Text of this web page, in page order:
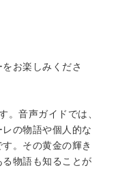
お楽しみくださ
。音声ガイドでは、
の物語や個人的な
。その黄金の輝き
物語も知ることが